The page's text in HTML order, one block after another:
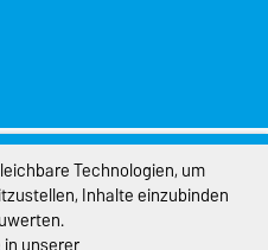
Technologien, um
Inhalte einzubinden